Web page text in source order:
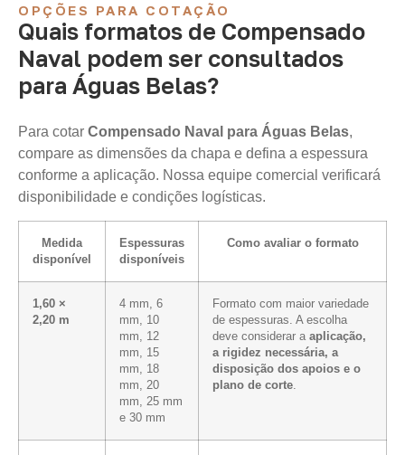
OPÇÕES PARA COTAÇÃO
Quais formatos de Compensado
Naval podem ser consultados
para Águas Belas?
Para cotar Compensado Naval para Águas Belas,
compare as dimensões da chapa e defina a espessura
conforme a aplicação. Nossa equipe comercial verificará
disponibilidade e condições logísticas.
Medida
disponível
Espessuras
disponíveis
Como avaliar o formato
1,60 ×
2,20 m
4 mm, 6
mm, 10
mm, 12
mm, 15
mm, 18
mm, 20
mm, 25 mm
e 30 mm
Formato com maior variedade
de espessuras. A escolha
deve considerar a aplicação,
a rigidez necessária, a
disposição dos apoios e o
plano de corte.